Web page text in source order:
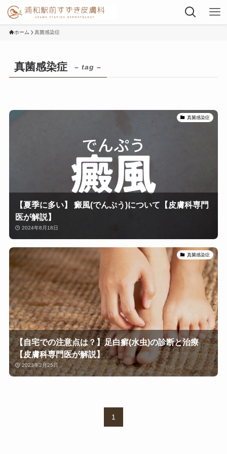
ホーム 真菌感染症
真菌感染症 – tag –
真菌感染症
【夏季に多い】 癜風(でんぷう)について【皮膚科専門
医が解説】
2024年8月18日
真菌感染症
【自宅での注意点は？】足白癬(水虫)の診断と治療
【皮膚科専門医が解説】
2023年2月25日
1